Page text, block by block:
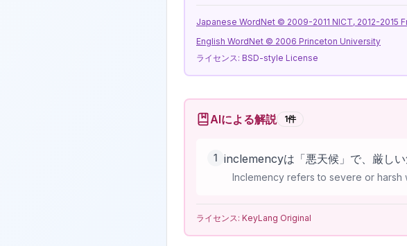
Japanese WordNet © 2009-2011 NICT, 2012-2015
English WordNet © 2006 Princeton University
ライセンス: BSD-style License
AIによる解説 1件
1 inclemencyは「悪天候」で、厳しい
Inclemency refers to severe or harsh
ライセンス: KeyLang Original